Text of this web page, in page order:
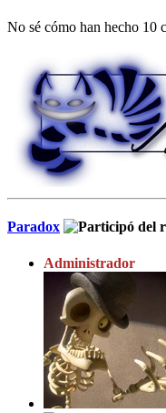
No sé cómo han hecho 10
Paradox
Administrador